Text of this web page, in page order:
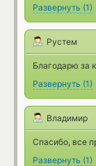
Развернуть (1)
Рустем
Благодарю за
Развернуть (1)
Владимир
Спасибо, все
Развернуть (1)